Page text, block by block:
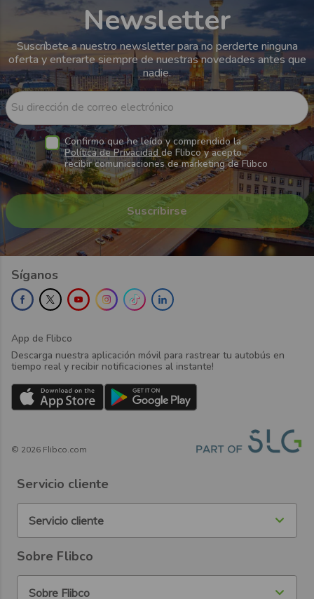
Newsletter
Suscríbete a nuestro newsletter para no perderte ninguna
oferta y enterarte siempre de nuestras novedades antes que
nadie.
Su dirección de correo electrónico
Confirmo que he leído y comprendido la
Política de Privacidadde Flibco y acepto
recibir comunicaciones de marketing de Flibco
Síganos
App de Flibco
Descarga nuestra aplicación móvil para rastrear tu autobús en
tiempo real y recibir notificaciones al instante!
© 2026 Flibco.com
Servicio cliente
Servicio cliente
Sobre Flibco
Sobre Flibco